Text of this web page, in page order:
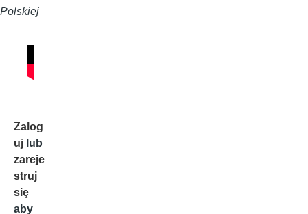
Polskiej
Zalog
uj lub
zareje
struj
się
aby